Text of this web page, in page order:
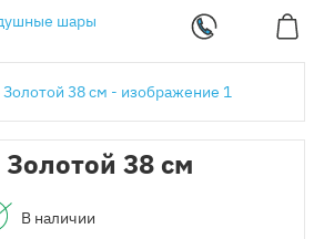
38 см
В наличии